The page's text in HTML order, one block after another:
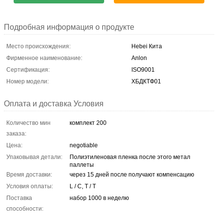
Подробная информация о продукте
Место происхождения:
Hebei Кита
Фирменное наименование:
Anlon
Сертификация:
ISO9001
Номер модели:
ХБДКТФ01
Оплата и доставка Условия
Количество мин
заказа:
комплект 200
Цена:
negotiable
Упаковывая детали:
Полиэтиленовая пленка после этого метал
паллеты
Время доставки:
через 15 дней после получают компенсацию
Условия оплаты:
L / C, T / T
Поставка
способности:
набор 1000 в неделю